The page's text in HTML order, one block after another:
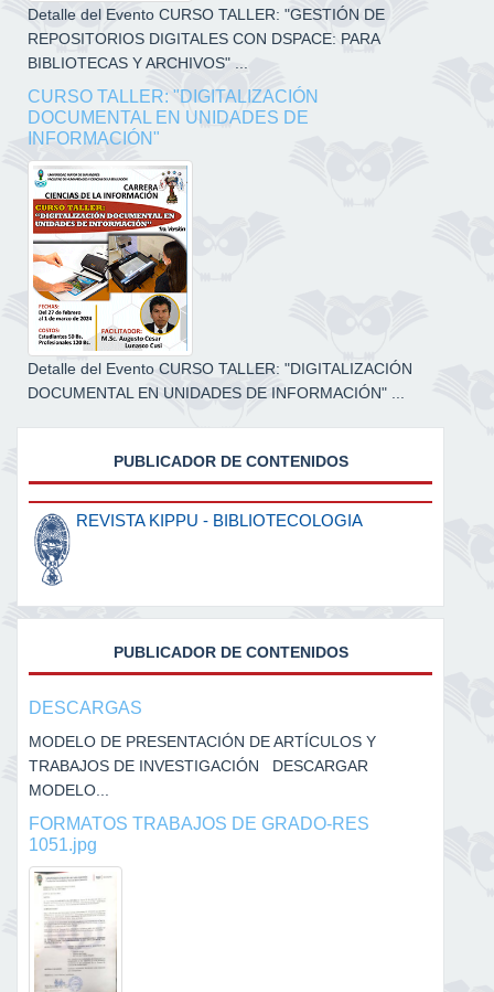
Detalle del Evento CURSO TALLER: "GESTIÓN DE
REPOSITORIOS DIGITALES CON DSPACE: PARA
BIBLIOTECAS Y ARCHIVOS" ...
CURSO TALLER: "DIGITALIZACIÓN
DOCUMENTAL EN UNIDADES DE
INFORMACIÓN"
Detalle del Evento CURSO TALLER: "DIGITALIZACIÓN
DOCUMENTAL EN UNIDADES DE INFORMACIÓN" ...
PUBLICADOR DE CONTENIDOS
REVISTA KIPPU - BIBLIOTECOLOGIA
PUBLICADOR DE CONTENIDOS
DESCARGAS
MODELO DE PRESENTACIÓN DE ARTÍCULOS Y
TRABAJOS DE INVESTIGACIÓN DESCARGAR
MODELO...
FORMATOS TRABAJOS DE GRADO-RES
1051.jpg